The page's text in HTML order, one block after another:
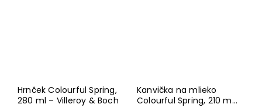
Hrnček Colourful Spring,
280 ml – Villeroy & Boch
Kanvička na mlieko
Colourful Spring, 210 ml